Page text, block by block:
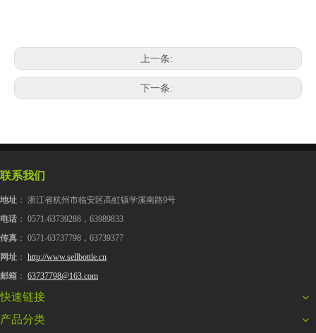
上一条:
下一条:
联系我们
地址 ： 浙江省杭州市临安区高虹镇学溪南路9号
电话 ： 0571-63739288，63989833
传真 ： 0571-63737798，63739377
网址 ： http://www.sellbottle.cn
邮箱 ： 63737798@163.com
快速链接
产品分类